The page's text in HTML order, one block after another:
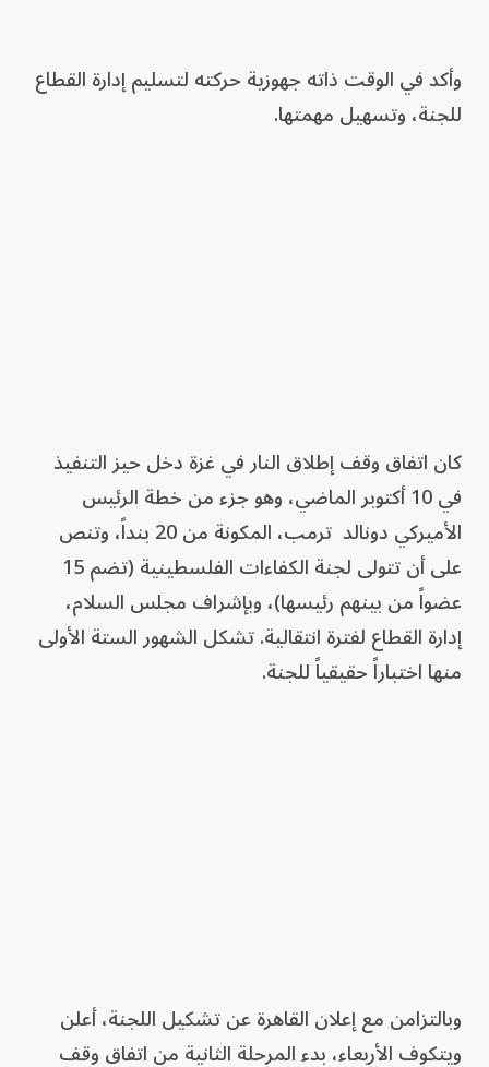
وأكد في الوقت ذاته جهوزية حركته لتسليم إدارة القطاع
للجنة، وتسهيل مهمتها.
كان اتفاق وقف إطلاق النار في غزة دخل حيز التنفيذ
في 10 أكتوبر الماضي، وهو جزء من خطة الرئيس
الأميركي دونالد ترمب، المكونة من 20 بنداً، وتنص
على أن تتولى لجنة الكفاءات الفلسطينية (تضم 15
عضواً من بينهم رئيسها)، وبإشراف مجلس السلام،
إدارة القطاع لفترة انتقالية. تشكل الشهور الستة الأولى
منها اختباراً حقيقياً للجنة.
وبالتزامن مع إعلان القاهرة عن تشكيل اللجنة، أعلن
ويتكوف الأربعاء، بدء المرحلة الثانية من اتفاق وقف